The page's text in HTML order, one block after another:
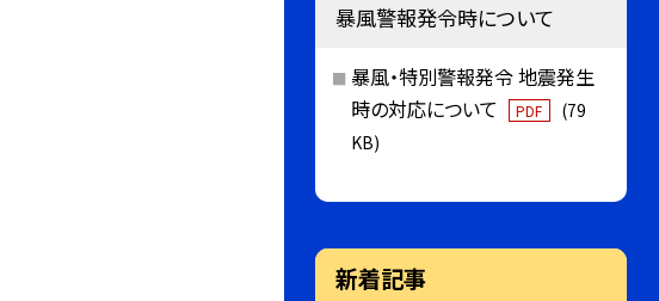
暴風警報発令時について
暴風・特別警報発令 地震発生
時の対応について
PDF
(79
KB)
新着記事